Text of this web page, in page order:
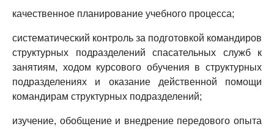
качественное планирование учебного процесса;
систематический контроль за подготовкой командиров
структурных подразделений спасательных служб к
занятиям, ходом курсового обучения в структурных
подразделениях и оказание действенной помощи
командирам структурных подразделений;
изучение, обобщение и внедрение передового опыта